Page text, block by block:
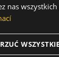
Technologia
nas
WSZYSTKIE